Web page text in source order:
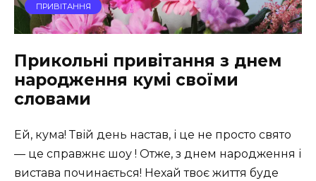
ПРИВІТАННЯ
Прикольні привітання з днем
народження кумі своїми
словами
Ей, кума! Твій день настав, і це не просто свято
— це справжнє шоу ! Отже, з днем народження і
вистава починається! Нехай твоє життя буде